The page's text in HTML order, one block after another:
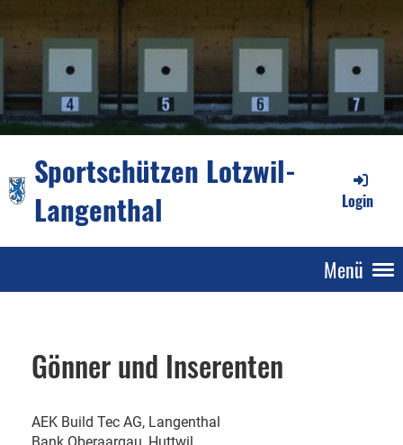
Sportschützen Lotzwil-
Langenthal
Login
Menü
Gönner und Inserenten
AEK Build Tec AG, Langenthal